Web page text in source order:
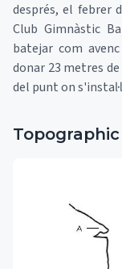
després, el febrer
Club Gimnàstic
batejar com
donar 23 metres
del punt on
Topographic